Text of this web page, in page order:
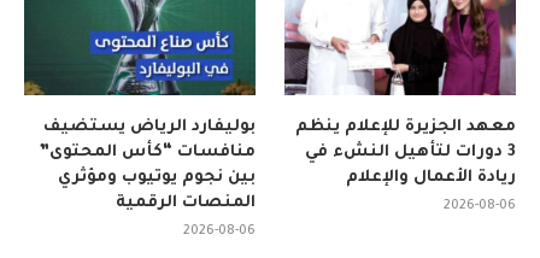
بوليفارد الرياض يستضيف
منافسات “كأس المحتوى”
بين نجوم يوتيوب ومؤثري
المنصات الرقمية
2026-08-06
معهد الجزيرة للإعلام ينظم
3 دورات لتأهيل النشء في
ريادة الأعمال والإعلام
2026-08-06